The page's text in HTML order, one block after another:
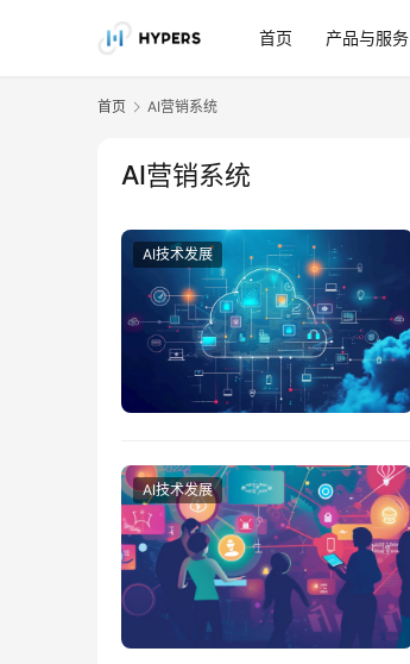
首页 产品与服务
首页 AI营销系统
AI营销系统
AI技术发展
AI技术发展